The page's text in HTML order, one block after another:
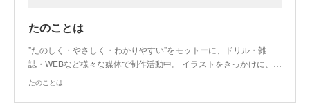
たのことは
"たのしく・やさしく・わかりやすい"をモットーに、ドリル・雑
誌・WEBなど様々な媒体で制作活動中。 イラストをきっかけに、…
たのことは